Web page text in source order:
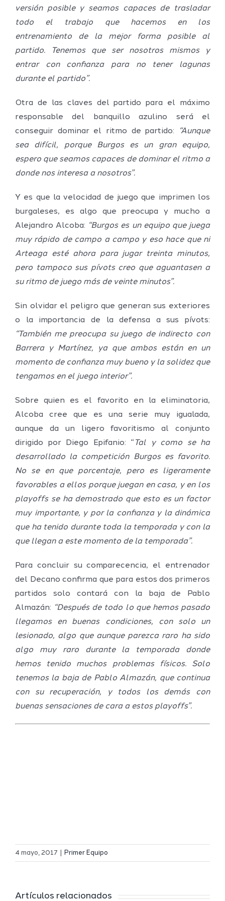
versión posible y seamos capaces de trasladar
todo el trabajo que hacemos en los
entrenamiento de la mejor forma posible al
partido. Tenemos que ser nosotros mismos y
entrar con confianza para no tener lagunas
durante el partido”.
Otra de las claves del partido para el máximo
responsable del banquillo azulino será el
conseguir dominar el ritmo de partido:
“Aunque
sea difícil, porque Burgos es un gran equipo,
espero que seamos capaces de dominar el ritmo a
donde nos interesa a nosotros”.
Y es que la velocidad de juego que imprimen los
burgaleses, es algo que preocupa y mucho a
Alejandro Alcoba: “Burgos es un equipo que juega
muy rápido de campo a campo y eso hace que ni
Arteaga esté ahora para jugar treinta minutos,
pero tampoco sus pívots creo que aguantasen a
su ritmo de juego más de veinte minutos”.
Sin olvidar el peligro que generan sus exteriores
o la importancia de la defensa a sus pívots:
“También me preocupa su juego de indirecto con
Barrera y Martínez, ya que ambos están en un
momento de confianza muy bueno y la solidez que
tengamos en el juego interior”.
Sobre quien es el favorito en la eliminatoria,
Alcoba cree que es una serie muy igualada,
aunque da un ligero favoritismo al conjunto
dirigido por Diego Epifanio: “ Tal y como se ha
desarrollado la competición Burgos es favorito.
No se en que porcentaje, pero es ligeramente
favorables a ellos porque juegan en casa, y en los
playoffs se ha demostrado que esto es un factor
muy importante, y por la confianza y la dinámica
que ha tenido durante toda la temporada y con la
que llegan a este momento de la temporada”.
Para concluir su comparecencia, el entrenador
del Decano confirma que para estos dos primeros
partidos solo contará con la baja de Pablo
Almazán: “Después de todo lo que hemos pasado
llegamos en buenas condiciones, con solo un
lesionado, algo que aunque parezca raro ha sido
algo muy raro durante la temporada donde
hemos tenido muchos problemas físicos. Solo
tenemos la baja de Pablo Almazán, que continua
con su recuperación, y todos los demás con
buenas sensaciones de cara a estos playoffs”.
4 mayo, 2017 Primer Equipo
Artículos relacionados
El Melilla
del